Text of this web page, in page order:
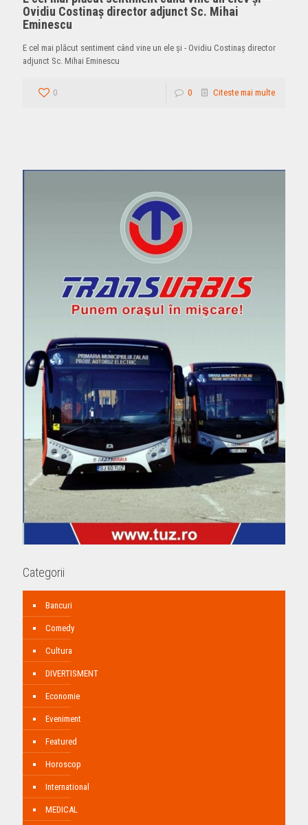
Ovidiu Costinaş director adjunct Sc. Mihai
Eminescu
E cel mai plācut sentiment când vine un ele şi - Ovidiu Costinaş director
adjunct Sc. Mihai Eminescu
0 0 Citeste mai multe
Categorii
Bancuri
Comedy
Cultura
DIVERTISMENT
Economie
Eveniment
Featured
Horoscop
International
MEDICAL